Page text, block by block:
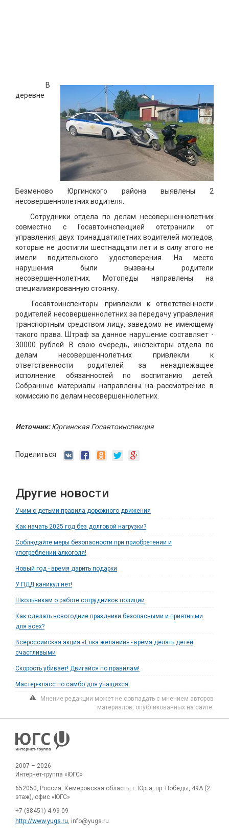
В
деревне
Безменово Юргинского района выявлены 2
несовершеннолетних водителя.
Сотрудники отдела по делам несовершеннолетних
совместно с Госавтоинспекцией отстранили от
управления двух тринадцатилетних водителей мопедов,
которые не достигли шестнадцати лет и в силу этого не
имели водительского удостоверения. На место
нарушения были вызваны родители
несовершеннолетних. Мотопеды направлены на
специализированную стоянку.
Госавтоинспекторы привлекли к ответственности
родителей несовершеннолетних за передачу управления
транспортным средством лицу, заведомо не имеющему
такого права. Штраф за данное нарушение составляет -
30000 рублей. В свою очередь, инспекторы отдела по
делам несовершеннолетних привлекли к
ответственности родителей за ненадлежащее
исполнение обязанностей по воспитанию детей.
Собранные материалы направлены на рассмотрение в
комиссию по делам несовершеннолетних.
Источник:Юргинская Госавтоинспекция
Поделиться
Другие новости
Учим с детьми правила дорожного движения
Как начать 2025 год без долговой нагрузки?
Соблюдайте меры безопасности при приобретении и
употреблении алкоголя!
Новый год - время дарить подарки
У ПДД каникул нет!
Школьникам о работе сотрудников полиции
Как сделать новогодние праздники безопасными и приятными
для всех?
Всероссийская акция «Елка желаний» - время делать детей
счастливыми
Скорость убивает! Двигайся по правилам!
Мастер-класс по самбо для учащихся
Мнение редакции может не совпадать с мнением авторов
материалов, опубликованных на сайте.
2007 – 2026
Интернет-группа «ЮГС»
652050, Россия, Кемеровская область, г. Юрга, пр. Победы, 49А (2
этаж), офис «ЮГС»
+7 (38451) 4-99-09
http://www.yugs.ru , info@yugs.ru